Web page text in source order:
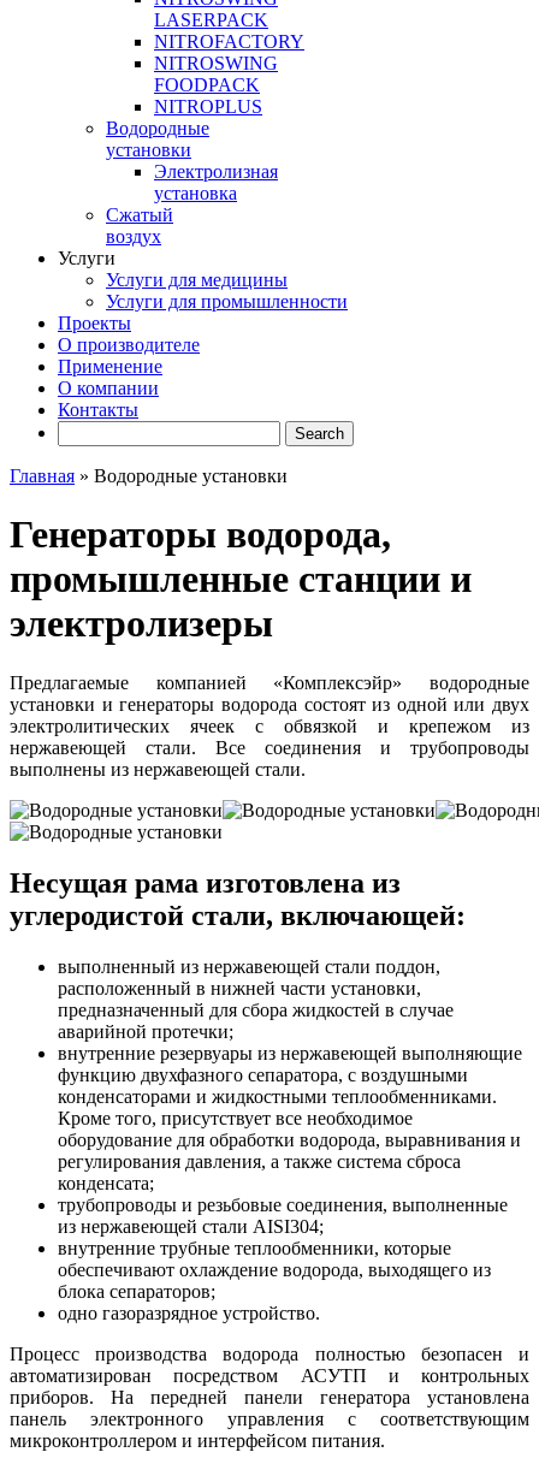
LASERPACK
NITROFACTORY
NITROSWING
FOODPACK
NITROPLUS
Водородные
установки
Электролизная
установка
Сжатый
воздух
Услуги
Услуги для медицины
Услуги для промышленности
Проекты
О производителе
Применение
О компании
Контакты
Главная » Водородные установки
Генераторы водорода,
промышленные станции и
электролизеры
Предлагаемые компанией «Комплексэйр» водородные
установки и генераторы водорода состоят из одной или двух
электролитических ячеек с обвязкой и крепежом из
нержавеющей стали. Все соединения и трубопроводы
выполнены из нержавеющей стали.
Несущая рама изготовлена из
углеродистой стали, включающей:
выполненный из нержавеющей стали поддон,
расположенный в нижней части установки,
предназначенный для сбора жидкостей в случае
аварийной протечки;
внутренние резервуары из нержавеющей выполняющие
функцию двухфазного сепаратора, с воздушными
конденсаторами и жидкостными теплообменниками.
Кроме того, присутствует все необходимое
оборудование для обработки водорода, выравнивания и
регулирования давления, а также система сброса
конденсата;
трубопроводы и резьбовые соединения, выполненные
из нержавеющей стали AISI304;
внутренние трубные теплообменники, которые
обеспечивают охлаждение водорода, выходящего из
блока сепараторов;
одно газоразрядное устройство.
Процесс производства водорода полностью безопасен и
автоматизирован посредством АСУТП и контрольных
приборов. На передней панели генератора установлена
панель электронного управления с соответствующим
микроконтроллером и интерфейсом питания.